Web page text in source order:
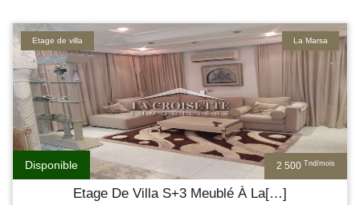
2 500 Tnd/mois
Disponible
La Marsa
Etage de villa
Etage De Villa S+3 Meublé À La[…]